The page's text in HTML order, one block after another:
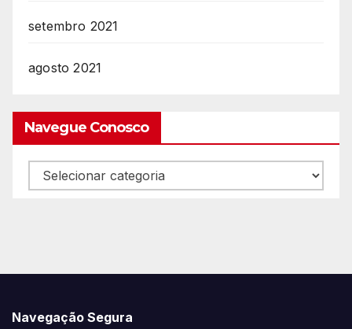
setembro 2021
agosto 2021
Navegue Conosco
Navegue
Conosco
Navegação Segura